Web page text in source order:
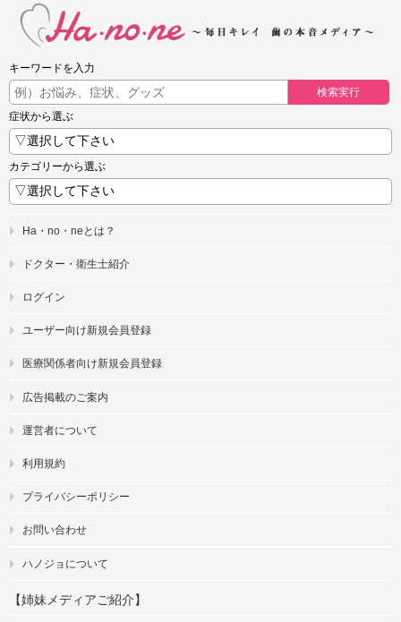
キーワードを入力
検索実行
症状から選ぶ
カテゴリーから選ぶ
Ha・no・neとは？
ドクター・衛生士紹介
ログイン
ユーザー向け新規会員登録
医療関係者向け新規会員登録
広告掲載のご案内
運営者について
利用規約
プライバシーポリシー
お問い合わせ
ハノジョについて
【姉妹メディアご紹介】